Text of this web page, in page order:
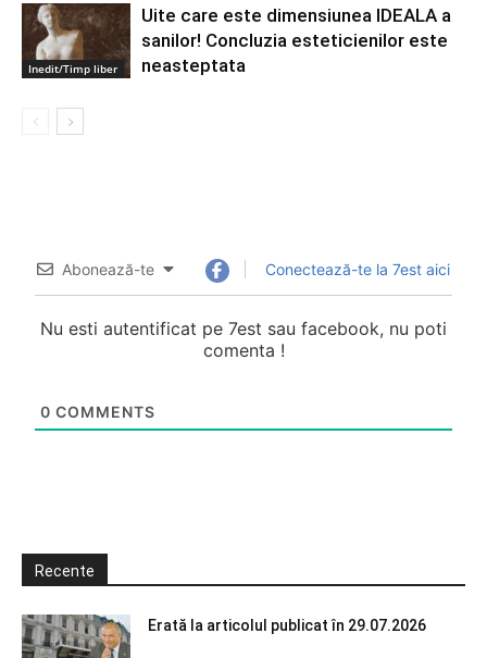
Inedit/Timp liber
Uite care este dimensiunea IDEALA a
sanilor! Concluzia esteticienilor este
neasteptata
Abonează-te Conectează-te la 7est aici
Nu esti autentificat pe 7est sau facebook, nu poti
comenta !
0 COMMENTS
Recente
Erată la articolul publicat în 29.07.2026